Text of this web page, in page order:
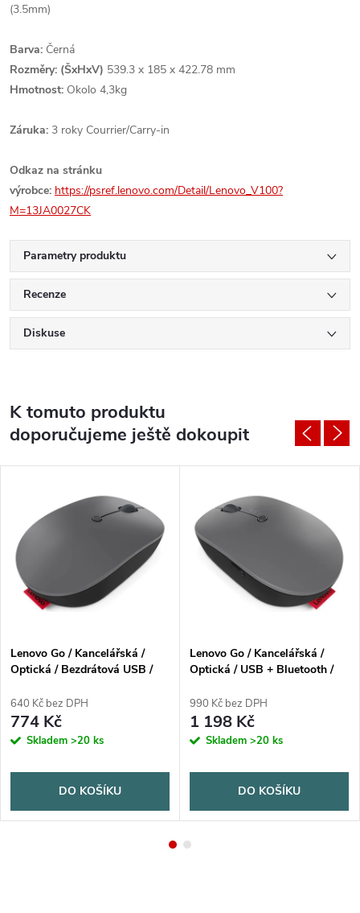
(3.5mm)
Barva: Černá
Rozměry: (ŠxHxV) 539.3 x 185 x 422.78 mm
Hmotnost: Okolo 4,3kg
Záruka: 3 roky Courrier/Carry-in
Odkaz na stránku
výrobce: https://psref.lenovo.com/Detail/Lenovo_V100?
M=13JA0027CK
Parametry produktu
Recenze
Diskuse
K tomuto produktu
doporučujeme ještě dokoupit
Lenovo Go / Kancelářská /
Optická / Bezdrátová USB /
640 Kč bez DPH
774 Kč
Skladem >20 ks
DO KOŠÍKU
Lenovo Go / Kancelářská /
Optická / USB + Bluetooth /
990 Kč bez DPH
1 198 Kč
Skladem >20 ks
DO KOŠÍKU